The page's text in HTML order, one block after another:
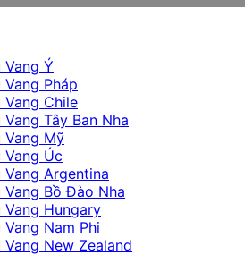
Vang Ý
Vang Pháp
Vang Chile
Vang Tây Ban Nha
Vang Mỹ
Vang Úc
Vang Argentina
Vang Bồ Đào Nha
Vang Hungary
Vang Nam Phi
Vang New Zealand